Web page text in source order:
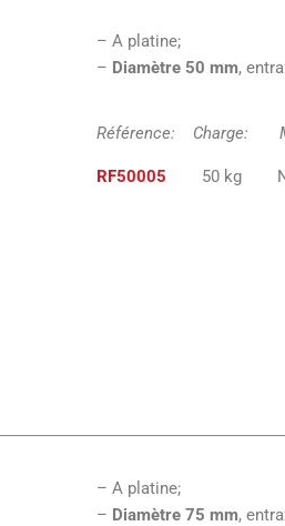
– A platine;
– Diamètre 50 mm,
Référence:
RF50005 50 kg
– A platine;
– Diamètre 75 mm,